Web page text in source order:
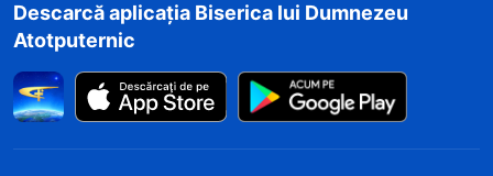
Descarcă aplicația Biserica lui Dumnezeu
Atotputernic